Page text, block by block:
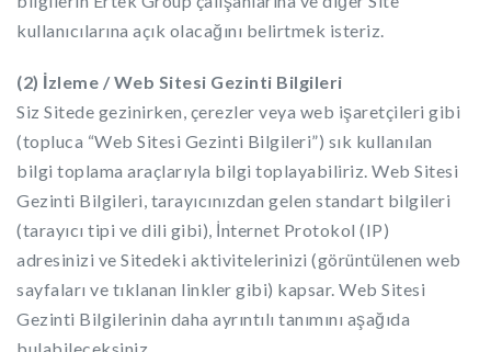
kullanıcılarına açık olacağını belirtmek isteriz.
(2) İzleme / Web Sitesi Gezinti Bilgileri
Siz Sitede gezinirken, çerezler veya web işaretçileri gibi
(topluca “Web Sitesi Gezinti Bilgileri”) sık kullanılan
bilgi toplama araçlarıyla bilgi toplayabiliriz. Web Sitesi
Gezinti Bilgileri, tarayıcınızdan gelen standart bilgileri
(tarayıcı tipi ve dili gibi), İnternet Protokol (IP)
adresinizi ve Sitedeki aktivitelerinizi (görüntülenen web
sayfaları ve tıklanan linkler gibi) kapsar. Web Sitesi
Gezinti Bilgilerinin daha ayrıntılı tanımını aşağıda